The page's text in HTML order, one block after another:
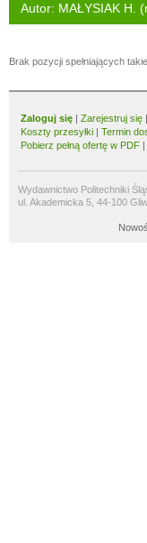
Autor: MAŁYSIAK H.
Brak pozycji spełniających
Zaloguj się | Zarejestruj się |
Koszty przesyłki | Termin
Pobierz pełną ofertę w PDF |
Wydawnictwo Politechniki
ul. Akademicka 5, 44-100